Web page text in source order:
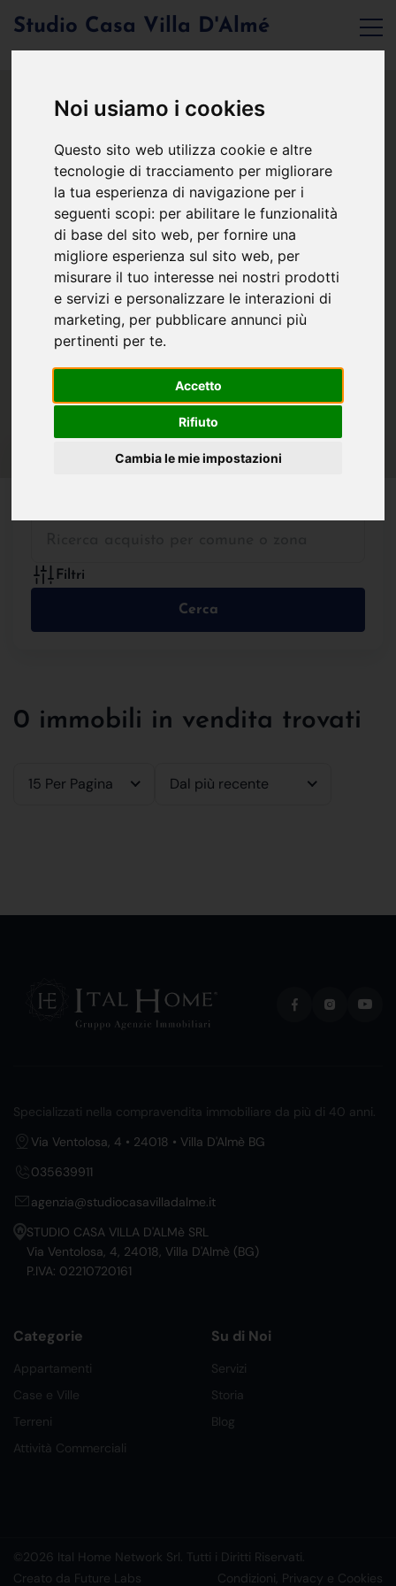
Noi usiamo i cookies
Questo sito web utilizza cookie e altre
tecnologie di tracciamento per migliorare
la tua esperienza di navigazione per i
seguenti scopi: per abilitare le funzionalità
di base del sito web, per fornire una
migliore esperienza sul sito web, per
misurare il tuo interesse nei nostri prodotti
e servizi e personalizzare le interazioni di
marketing, per pubblicare annunci più
pertinenti per te.
Accetto
Rifiuto
Cambia le mie impostazioni
Studio Casa Villa D'Almé
Filtri
Cerca
0 immobili in vendita trovati
15 Per Pagina Dal più recente
Specializzati nella compravendita immobiliare da più di 40 anni.
Via Ventolosa, 4 • 24018 • Villa D'Almè BG
035639911
agenzia@studiocasavilladalme.it
STUDIO CASA VILLA D'ALMè SRL
Via Ventolosa, 4, 24018, Villa D'Almè (BG)
P.IVA: 02210720161
Categorie
Appartamenti
Case e Ville
Terreni
Attività Commerciali
Su di Noi
Servizi
Storia
Blog
©2026 Ital Home Network Srl. Tutti i Diritti Riservati.
Creato da Future Labs
Condizioni, Privacy e Cookies